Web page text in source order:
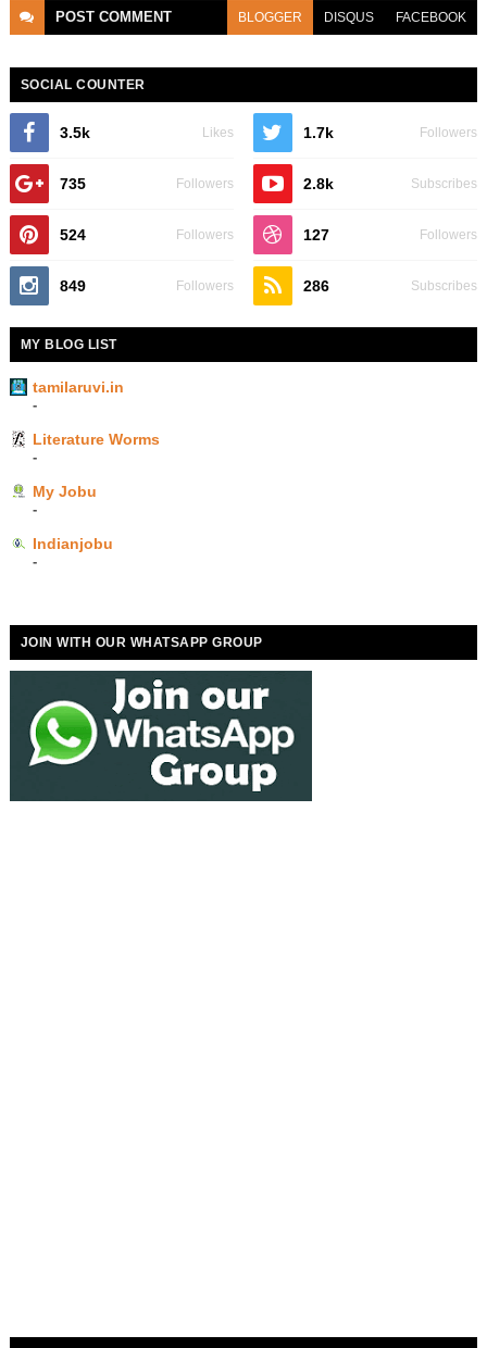
POST COMMENT BLOGGER DISQUS FACEBOOK
SOCIAL COUNTER
3.5k Likes 1.7k Followers
735 Followers 2.8k Subscribes
524 Followers 127 Followers
849 Followers 286 Subscribes
MY BLOG LIST
tamilaruvi.in
-
Literature Worms
-
My Jobu
-
Indianjobu
-
JOIN WITH OUR WHATSAPP GROUP